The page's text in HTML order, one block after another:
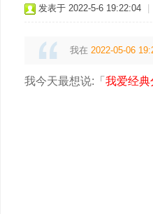
发表于 2022-5-6 19:22:04
我在 2022-05-06
我今天最想说:「 我爱经典